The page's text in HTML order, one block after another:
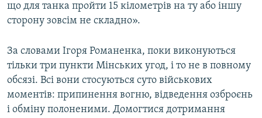
що для танка пройти 15 кілометрів на ту або іншу
сторону зовсім не складно».
За словами Ігоря Романенка, поки виконуються
тільки три пункти Мінських угод, і то не в повному
обсязі. Всі вони стосуються суто військових
моментів: припинення вогню, відведення озброєнь
і обміну полоненими. Домогтися дотримання